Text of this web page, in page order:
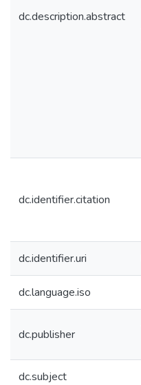
dc.description.abstract
dc.identifier.citation
dc.identifier.uri
dc.language.iso
dc.publisher
dc.subject